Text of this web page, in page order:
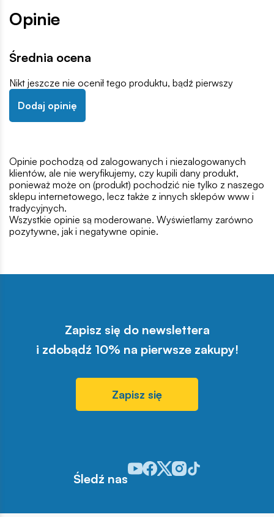
Opinie
Średnia ocena
Nikt jeszcze nie ocenił tego produktu, bądź pierwszy
Dodaj opinię
Opinie pochodzą od zalogowanych i niezalogowanych
klientów, ale nie weryfikujemy, czy kupili dany produkt,
ponieważ może on (produkt) pochodzić nie tylko z naszego
sklepu internetowego, lecz także z innych sklepów www i
tradycyjnych.
Wszystkie opinie są moderowane. Wyświetlamy zarówno
pozytywne, jak i negatywne opinie.
Zapisz się do newslettera
i zdobądź 10% na pierwsze zakupy!
Zapisz się
Śledź nas
Odwiedź nasz profil w serwisie
Odwiedź nasz profil w serwisie
Odwiedź nasz profil w
Odwiedź nasz profil w
Odwiedź nasz profil